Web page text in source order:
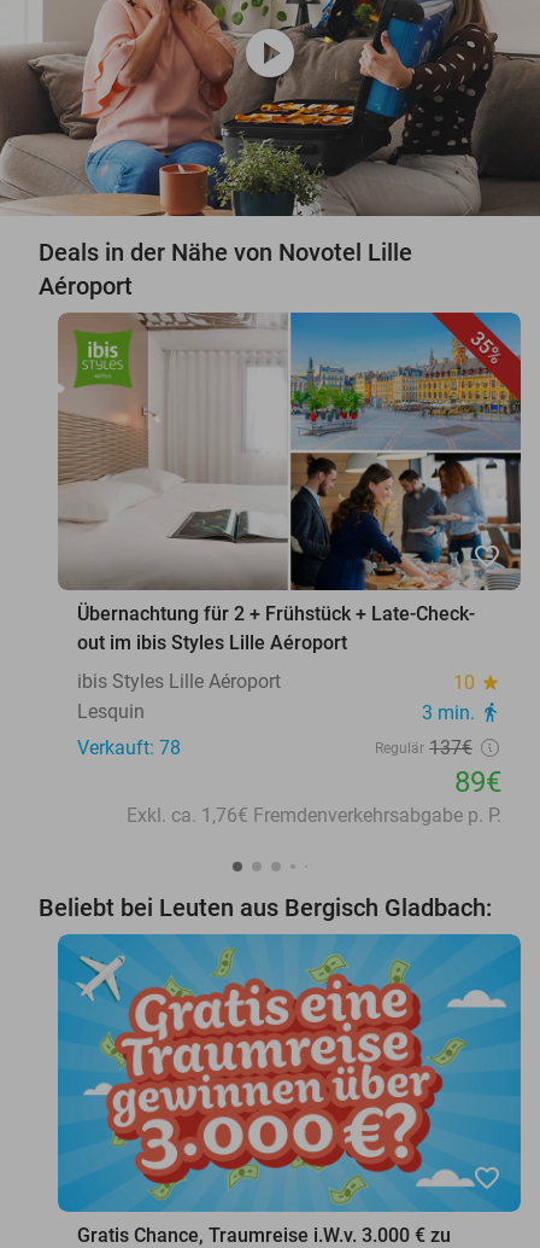
play_circle
Deals in der Nähe von Novotel Lille
Aéroport
35%
favorite_border
Übernachtung für 2 + Frühstück + Late-Check-
out im ibis Styles Lille Aéroport
ibis Styles Lille Aéroport
10 star
Lesquin 3 min. directions_walk
Verkauft: 78 Regulär 137€
89€
Exkl. ca. 1,76€ Fremdenverkehrsabgabe p. P.
Beliebt bei Leuten aus Bergisch Gladbach:
favorite_border
Gratis Chance, Traumreise i.W.v. 3.000 € zu